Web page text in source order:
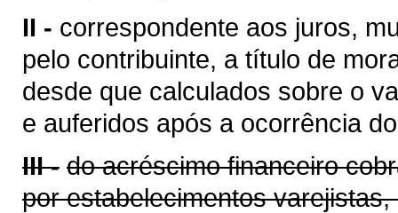
II - correspondente aos juros,
pelo contribuinte, a título de
desde que calculados sobre o
e auferidos após a ocorrência
III - do acréscimo financeiro
por estabelecimentos